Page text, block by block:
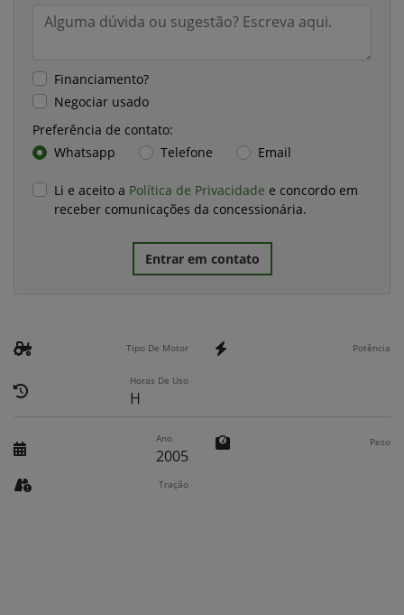
Financiamento?
Negociar usado
Preferência de contato:
Whatsapp
Telefone Email
Li e aceito a Política de Privacidade e concordo em
receber comunicações da concessionária.
Entrar em contato
Tipo De Motor Potência
Horas De Uso
H
Ano
2005
Peso
Tração